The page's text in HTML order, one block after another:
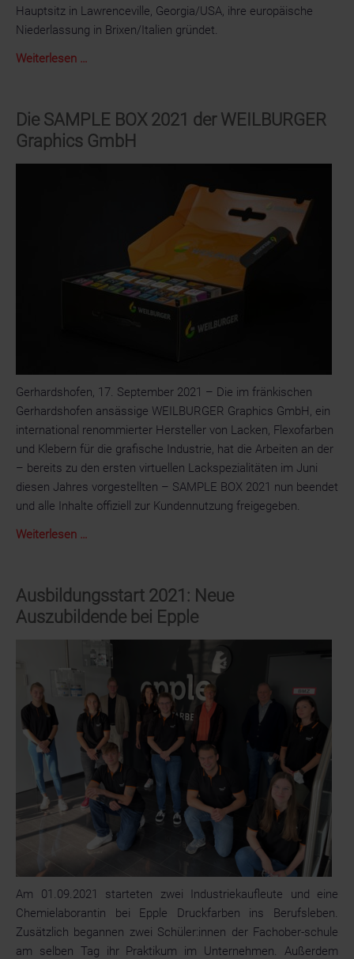
Hauptsitz in Lawrenceville, Georgia/USA, ihre europäische
Niederlassung in Brixen/Italien gründet.
Weiterlesen …
Unternehmen
der
Niederlassung
Brixen,
Die SAMPLE BOX 2021 der WEILBURGER
Graphics GmbH
Gerhardshofen, 17. September 2021 – Die im fränkischen
Gerhardshofen ansässige WEILBURGER Graphics GmbH, ein
international renommierter Hersteller von Lacken, Flexofarben
und Klebern für die grafische Industrie, hat die Arbeiten an der
– bereits zu den ersten virtuellen Lackspezialitäten im Juni
diesen Jahres vorgestellten – SAMPLE BOX 2021 nun beendet
und alle Inhalte offiziell zur Kundennutzung freigegeben.
Weiterlesen …
2021
der
Graphics
GmbH
Ausbildungsstart 2021: Neue
Auszubildende bei Epple
Am 01.09.2021 starteten zwei Industriekaufleute und eine
Chemielaborantin bei Epple Druckfarben ins Berufsleben.
Zusätzlich begannen zwei Schüler:innen der Fachober-schule
am selben Tag ihr Praktikum im Unternehmen. Außerdem